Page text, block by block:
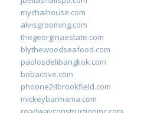
mychaihouse.com
alvisgrooming.com
thegeorginaestate.com
blythewoodseafood.com
paolosdelibangkok.com
bobacove.com
phoone24brookfield.com
mickeybarmama.com